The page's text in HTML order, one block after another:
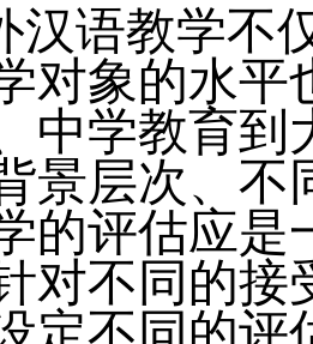
汉语教学不
对象的水平
中学教育到
景层次、不
的评估应是
对不同的接
定不同的评